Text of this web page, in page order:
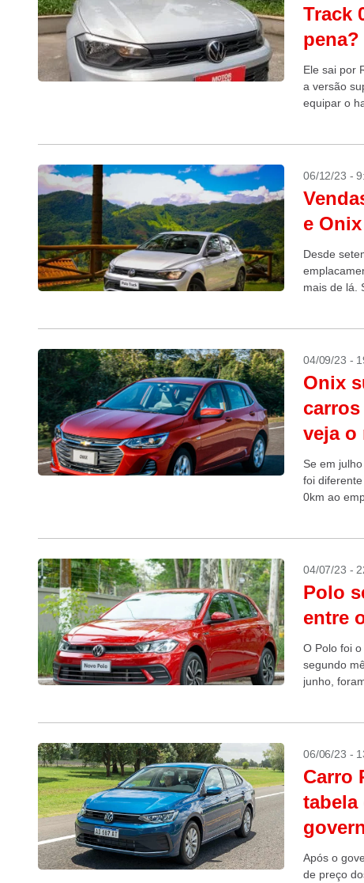
Track
pena?
Ele sai por
a versão
equipar o
06/12/23 -
e
Desde
mais de lá.
04/09/23 -
Onix
veja o
Se em
foi
0km ao
04/07/23 -
Polo
entre
O Polo foi
segundo
junho,
06/06/23 -
Carro
tabela
Após o
de preço